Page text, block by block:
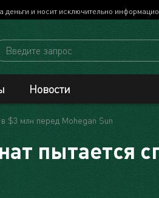
деньги и носит исключительно
Новости
в $3 млн перед Mohegan Sun
пытается